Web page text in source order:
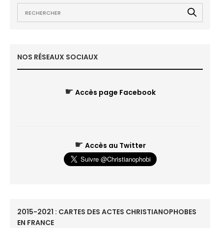
NOS RÉSEAUX SOCIAUX
☛ Accès page Facebook
☛ Accès au Twitter
2015-2021 : CARTES DES ACTES CHRISTIANOPHOBES
EN FRANCE